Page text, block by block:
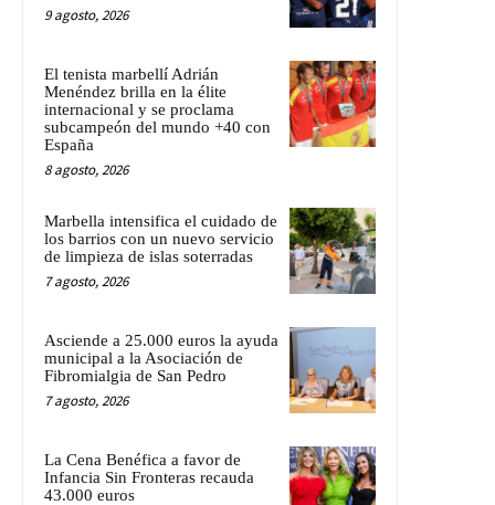
9 agosto, 2026
El tenista marbellí Adrián
Menéndez brilla en la élite
internacional y se proclama
subcampeón del mundo +40 con
España
8 agosto, 2026
Marbella intensifica el cuidado de
los barrios con un nuevo servicio
de limpieza de islas soterradas
7 agosto, 2026
Asciende a 25.000 euros la ayuda
municipal a la Asociación de
Fibromialgia de San Pedro
7 agosto, 2026
La Cena Benéfica a favor de
Infancia Sin Fronteras recauda
43.000 euros